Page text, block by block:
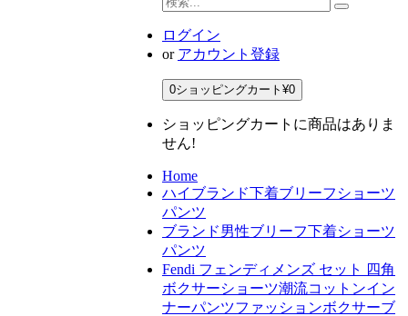
ログイン
or アカウント登録
0ショッピングカート ¥0
ショッピングカートに商品はありま
せん!
Home
ハイブランド下着ブリーフショーツ
パンツ
ブランド男性ブリーフ下着ショーツ
パンツ
Fendi フェンディメンズ セット 四角
ボクサーショーツ潮流コットンイン
ナーパンツファッションボクサーブ